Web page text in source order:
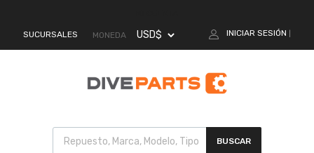
SUCURSALES MONEDA INICIAR SESIÓN
BUSCAR